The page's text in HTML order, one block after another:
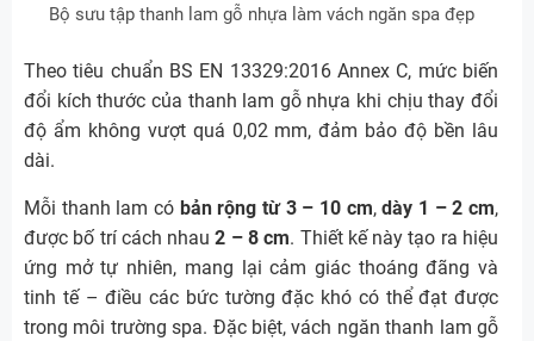
Bộ sưu tập thanh lam gỗ nhựa làm vách ngăn spa đẹp
Theo tiêu chuẩn BS EN 13329:2016 Annex C, mức biến
đổi kích thước của thanh lam gỗ nhựa khi chịu thay đổi
độ ẩm không vượt quá 0,02 mm, đảm bảo độ bền lâu
dài.
Mỗi thanh lam có bản rộng từ 3 – 10 cm,dày 1 – 2 cm,
được bố trí cách nhau2 – 8 cm. Thiết kế này tạo ra hiệu
ứng mở tự nhiên, mang lại cảm giác thoáng đãng và
tinh tế – điều các bức tường đặc khó có thể đạt được
trong môi trường spa. Đặc biệt, vách ngăn thanh lam gỗ